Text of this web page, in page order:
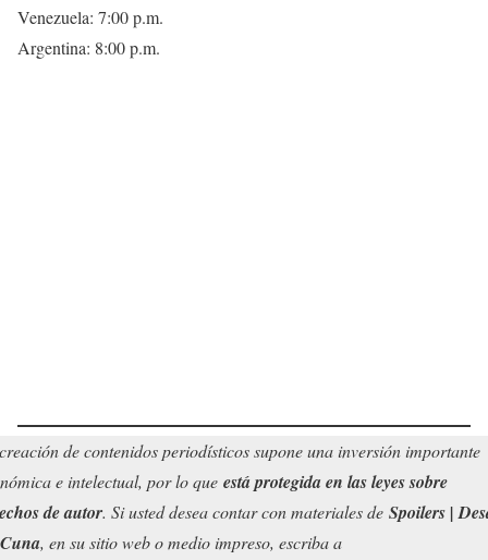
Venezuela: 7:00 p.m.
Argentina: 8:00 p.m.
de contenidos periodísticos supone una inversión importante
e intelectual, por lo que está protegida en las leyes sobre
de autor. Si usted desea contar con materiales de Spoilers |
, en su sitio web o medio impreso, escriba a